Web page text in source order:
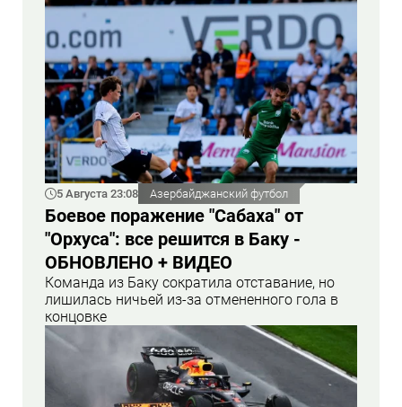
5 Августа 23:08 Азербайджанский футбол
Боевое поражение "Сабаха" от
"Орхуса": все решится в Баку -
ОБНОВЛЕНО + ВИДЕО
Команда из Баку сократила отставание, но
лишилась ничьей из-за отмененного гола в
концовке